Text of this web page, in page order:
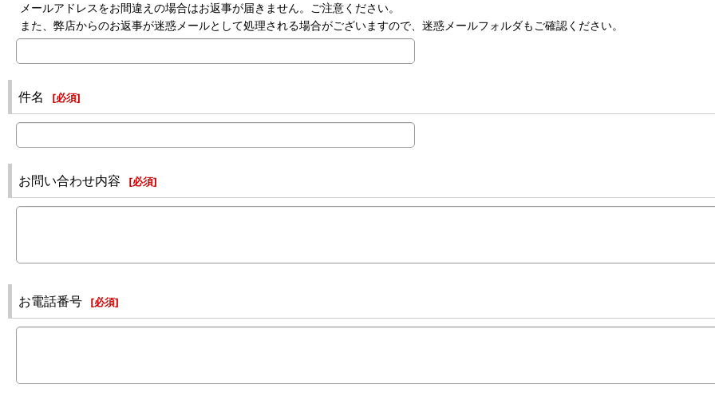
メールアドレスをお間違えの場合はお返事が届きません。ご注意ください。
また、弊店からのお返事が迷惑メールとして処理される場合がございますので、迷惑メールフォルダもご確認ください。
件名 [必須]
お問い合わせ内容 [必須]
お電話番号 [必須]